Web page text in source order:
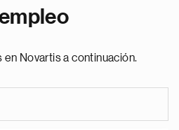
Novartis a continuación.